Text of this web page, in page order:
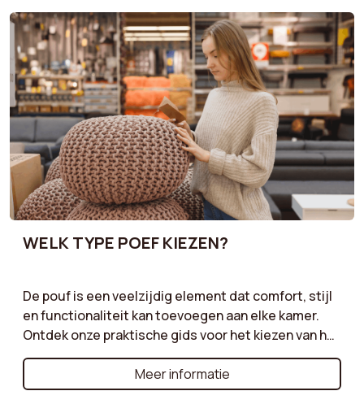
WELK TYPE POEF KIEZEN?
De pouf is een veelzijdig element dat comfort, stijl
en functionaliteit kan toevoegen aan elke kamer.
Ontdek onze praktische gids voor het kiezen van het
type pouf dat aan uw behoeften voldoet. Of u nu
kiest voor een opbergpouf die extra ruimte biedt,
een grote pouf voor ontspannen en comfortabel
Meer informatie